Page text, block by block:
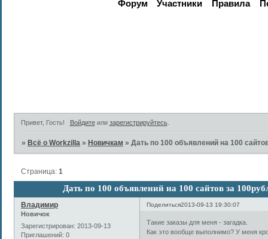
Форум Участники Правила
Привет, Гость! Войдитеили зарегистрируйтесь.
» Всё о Workzilla » Новичкам »Дать по 100 объявлений на 100
Дать по 100 объявлений на 100 сайтов за
Страница:1
Поделиться2013-09-13 19:30:07
Владимир
Новичок
Зарегистрирован: 2013-09-13
Приглашений: 0
Такие заказы для меня - загадка.
Как это вообще выполнимо? У меня